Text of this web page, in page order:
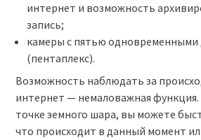
интернет и возможность
запись;
камеры с пятью одновременными
(пентаплекс).
Возможность наблюдать за
интернет — немаловажная
точке земного шара, вы можете
что происходит в данный момент